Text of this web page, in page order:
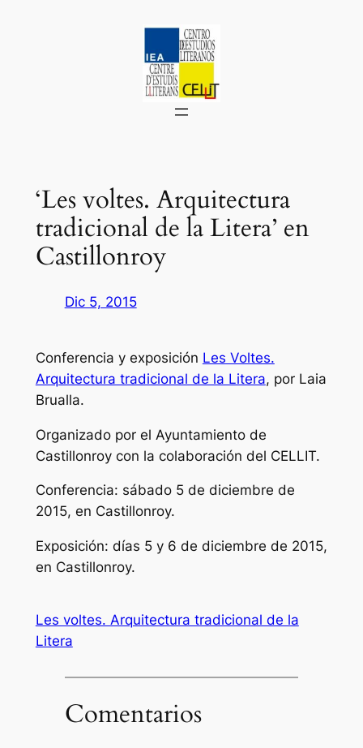
‘Les voltes. Arquitectura
tradicional de la Litera’ en
Castillonroy
Dic 5, 2015
Conferencia y exposición Les Voltes.
Arquitectura tradicional de la Litera, por Laia
Brualla.
Organizado por el Ayuntamiento de
Castillonroy con la colaboración del CELLIT.
Conferencia: sábado 5 de diciembre de
2015, en Castillonroy.
Exposición: días 5 y 6 de diciembre de 2015,
en Castillonroy.
Les voltes. Arquitectura tradicional de la
Litera
Comentarios